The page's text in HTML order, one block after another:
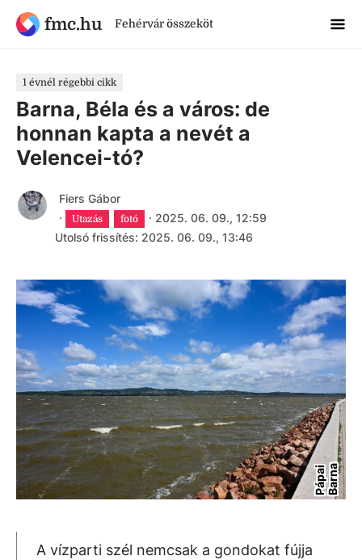
fmc.hu Fehérvár összeköt
1 évnél régebbi cikk
Barna, Béla és a város: de
honnan kapta a nevét a
Velencei-tó?
Fiers Gábor
·
Utazás fotó · 2025. 06. 09., 12:59
Utolsó frissítés: 2025. 06. 09., 13:46
P
á
p
a
i
B
a
r
na
A vízparti szél nemcsak a gondokat fújja